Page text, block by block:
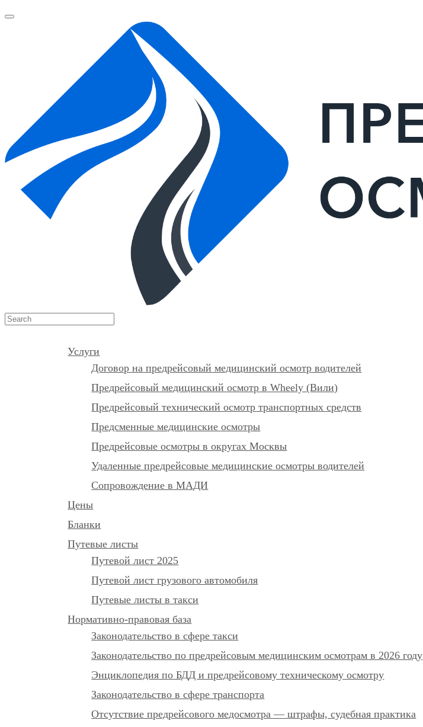
Услуги
Договор на предрейсовый медицинский осмотр водителей
Предрейсовый медицинский осмотр в Wheely (Вили)
Предрейсовый технический осмотр транспортных средств
Предсменные медицинские осмотры
Предрейсовые осмотры в округах Москвы
Удаленные предрейсовые медицинские осмотры водителей
Сопровождение в МАДИ
Цены
Бланки
Путевые листы
Путевой лист 2025
Путевой лист грузового автомобиля
Путевые листы в такси
Нормативно-правовая база
Законодательство в сфере такси
Законодательство по предрейсовым медицинским осмотрам в 2026 году
Энциклопедия по БДД и предрейсовому техническому осмотру
Законодательство в сфере транспорта
Отсутствие предрейсового медосмотра — штрафы, судебная практика